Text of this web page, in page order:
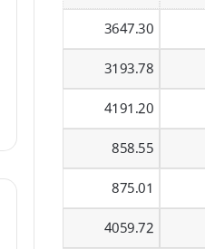
3647.30
3193.78
4191.20
858.55
875.01
4059.72